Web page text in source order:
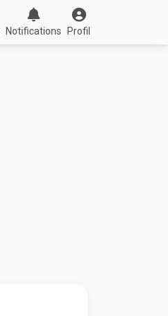
Notifications Profil